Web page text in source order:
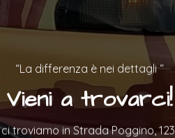
“La differenza è nei dettagli “
Vieni a trovarci!
ci troviamo in Strada Poggino, 123